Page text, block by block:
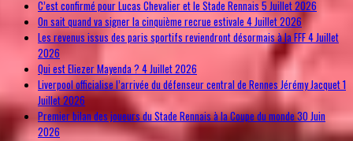
C’est confirmé pour Lucas Chevalier et le Stade Rennais 5 Juillet 2026
On sait quand va signer la cinquième recrue estivale 4 Juillet 2026
Les revenus issus des paris sportifs reviendront désormais à la FFF4 Juillet
2026
Qui est Eliezer Mayenda ? 4 Juillet 2026
Liverpool officialise l’arrivée du défenseur central de Rennes Jérémy Jacquet1
Juillet 2026
Premier bilan des joueurs du Stade Rennais à la Coupe du monde30 Juin
2026